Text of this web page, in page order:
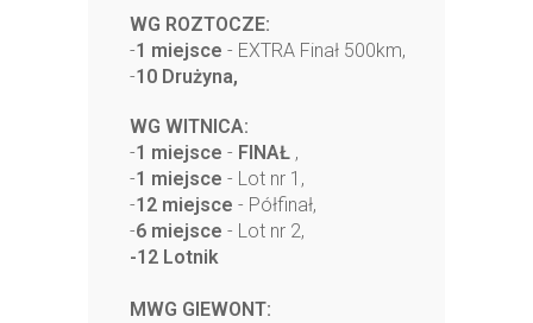
WG ROZTOCZE:
-1 miejsce - EXTRA Finał 500km,
-10 Drużyna,
WG WITNICA:
-1 miejsce - FINAŁ ,
-1 miejsce - Lot nr 1,
-12 miejsce - Półfinał,
-6 miejsce - Lot nr 2,
-12 Lotnik
MWG GIEWONT: